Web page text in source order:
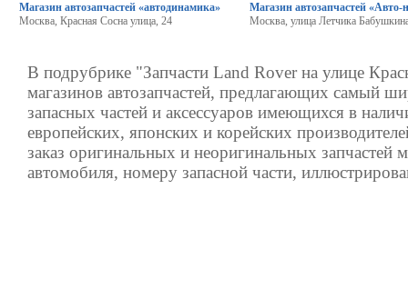
Магазин автозапчастей «автодинамика»
Москва, Красная Сосна улица, 24
Магазин автозапчастей «Авто-
Москва, улица Летчика
В подрубрике "Запчасти Land Rover на улице
магазинов автозапчастей, предлагающих самый
запасных частей и аксессуаров имеющихся в
европейских, японских и корейских
заказ оригинальных и неоригинальных
автомобиля, номеру запасной части,